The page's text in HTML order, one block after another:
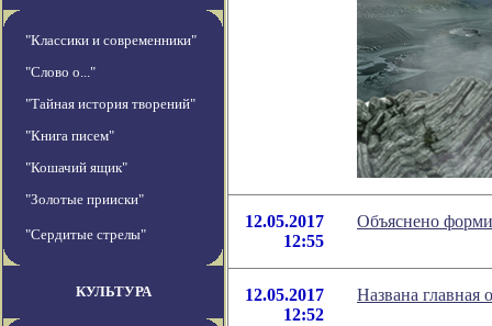
"Классики и современники"
"Слово о..."
"Тайная история творений"
"Книга писем"
"Кошачий ящик"
"Золотые прииски"
"Сердитые стрелы"
КУЛЬТУРА
12.05.2017
12:55
Объяснено
12.05.2017
12:52
Названа главная